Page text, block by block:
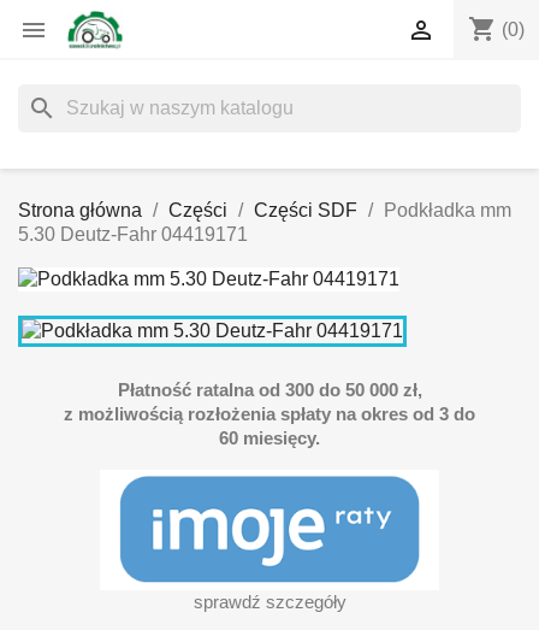
 shopping_cart (0)

search
Strona główna Części Części SDF
Podkładka mm
5.30 Deutz-Fahr 04419171
Płatność ratalna od 300 do 50 000 zł,
z możliwością rozłożenia spłaty na okres od 3 do
60 miesięcy.
sprawdź szczegóły